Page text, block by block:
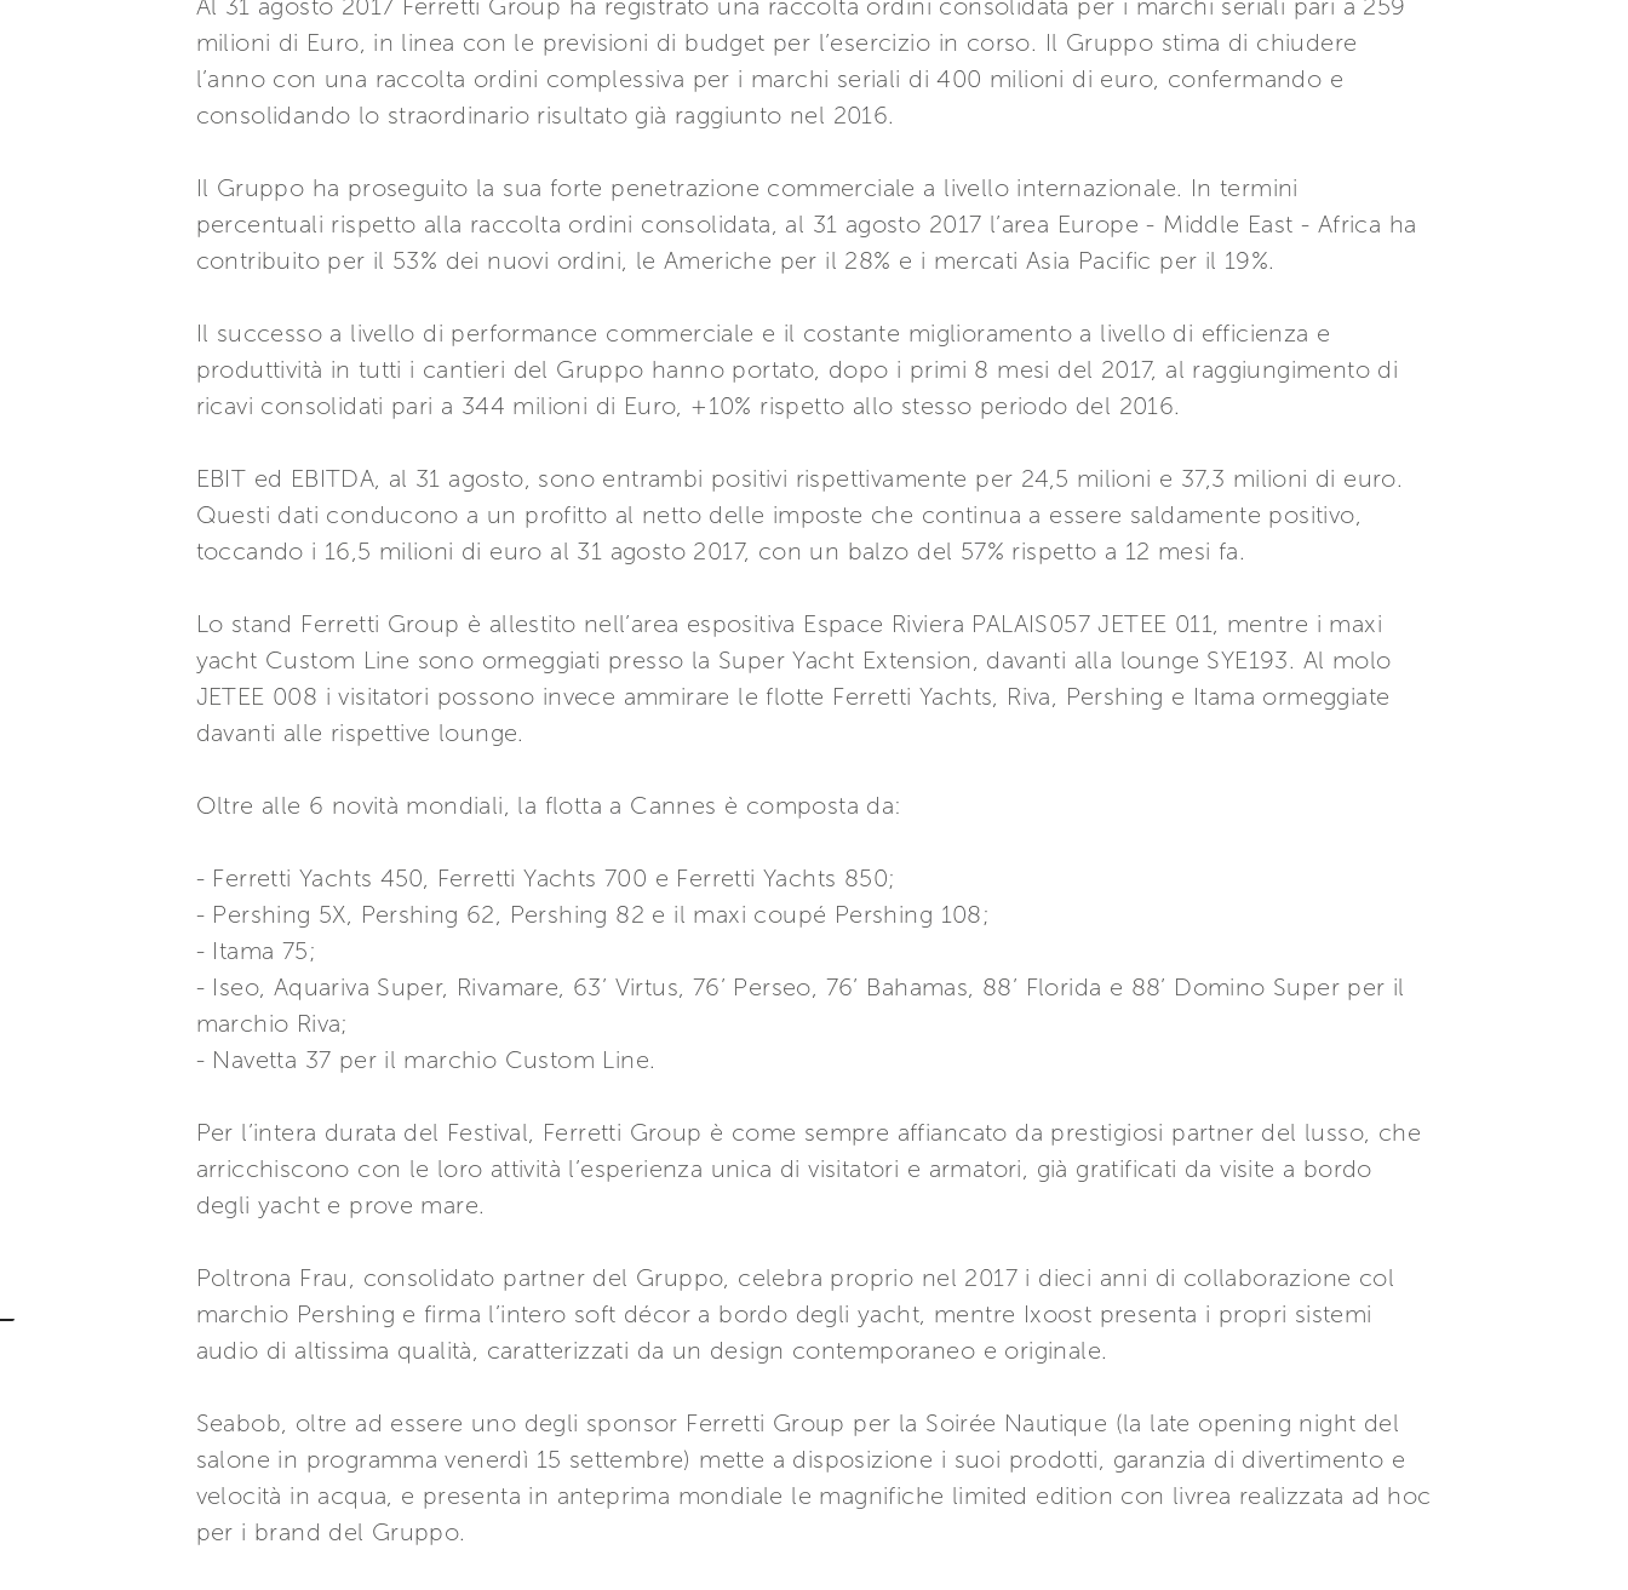
Al 31 agosto 2017 Ferretti Group ha registrato una raccolta ordini consolidata per i marchi seriali pari a 259
milioni di Euro, in linea con le previsioni di budget per l’esercizio in corso. Il Gruppo stima di chiudere
l’anno con una raccolta ordini complessiva per i marchi seriali di 400 milioni di euro, confermando e
consolidando lo straordinario risultato già raggiunto nel 2016.
Il Gruppo ha proseguito la sua forte penetrazione commerciale a livello internazionale. In termini
percentuali rispetto alla raccolta ordini consolidata, al 31 agosto 2017 l’area Europe - Middle East - Africa ha
contribuito per il 53% dei nuovi ordini, le Americhe per il 28% e i mercati Asia Pacific per il 19%.
Il successo a livello di performance commerciale e il costante miglioramento a livello di efficienza e
produttività in tutti i cantieri del Gruppo hanno portato, dopo i primi 8 mesi del 2017, al raggiungimento di
ricavi consolidati pari a 344 milioni di Euro, +10% rispetto allo stesso periodo del 2016.
EBIT ed EBITDA, al 31 agosto, sono entrambi positivi rispettivamente per 24,5 milioni e 37,3 milioni di euro.
Questi dati conducono a un profitto al netto delle imposte che continua a essere saldamente positivo,
toccando i 16,5 milioni di euro al 31 agosto 2017, con un balzo del 57% rispetto a 12 mesi fa.
Lo stand Ferretti Group è allestito nell’area espositiva Espace Riviera PALAIS057 JETEE 011, mentre i maxi
yacht Custom Line sono ormeggiati presso la Super Yacht Extension, davanti alla lounge SYE193. Al molo
JETEE 008 i visitatori possono invece ammirare le flotte Ferretti Yachts, Riva, Pershing e Itama ormeggiate
davanti alle rispettive lounge.
Oltre alle 6 novità mondiali, la flotta a Cannes è composta da:
- Ferretti Yachts 450, Ferretti Yachts 700 e Ferretti Yachts 850;
- Pershing 5X, Pershing 62, Pershing 82 e il maxi coupé Pershing 108;
- Itama 75;
- Iseo, Aquariva Super, Rivamare, 63’ Virtus, 76’ Perseo, 76’ Bahamas, 88’ Florida e 88’ Domino Super per il
marchio Riva;
- Navetta 37 per il marchio Custom Line.
Per l’intera durata del Festival, Ferretti Group è come sempre affiancato da prestigiosi partner del lusso, che
arricchiscono con le loro attività l’esperienza unica di visitatori e armatori, già gratificati da visite a bordo
degli yacht e prove mare.
Poltrona Frau, consolidato partner del Gruppo, celebra proprio nel 2017 i dieci anni di collaborazione col
marchio Pershing e firma l’intero soft décor a bordo degli yacht, mentre Ixoost presenta i propri sistemi
audio di altissima qualità, caratterizzati da un design contemporaneo e originale.
Seabob, oltre ad essere uno degli sponsor Ferretti Group per la Soirée Nautique (la late opening night del
salone in programma venerdì 15 settembre) mette a disposizione i suoi prodotti, garanzia di divertimento e
velocità in acqua, e presenta in anteprima mondiale le magnifiche limited edition con livrea realizzata ad hoc
per i brand del Gruppo.